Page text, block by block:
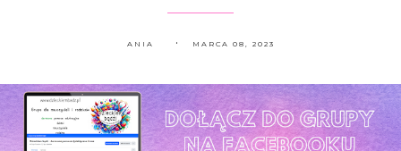
ANIA MARCA 08, 2023